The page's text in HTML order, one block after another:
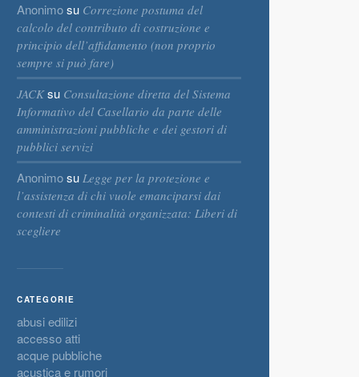
Anonimosu Correzione postuma del
calcolo del contributo di costruzione e
principio dell’affidamento (non proprio
sempre si può fare)
JACKsu Consultazione diretta del Sistema
Informativo del Casellario da parte delle
amministrazioni pubbliche e dei gestori di
pubblici servizi
Anonimosu Legge per la protezione e
l’assistenza di chi vuole emanciparsi dai
contesti di criminalità organizzata: Liberi di
scegliere
CATEGORIE
abusi edilizi
accesso atti
acque pubbliche
acustica e rumori